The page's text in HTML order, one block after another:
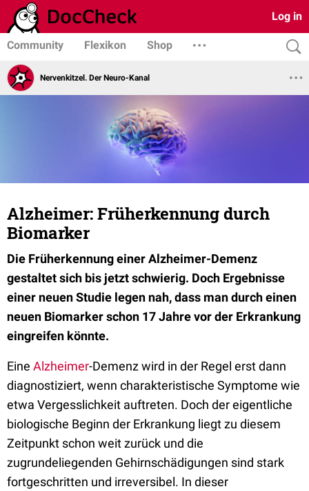
Log in
Community Flexikon Shop
Nervenkitzel. Der Neuro-Kanal
Alzheimer: Früherkennung durch
Biomarker
Die Früherkennung einer Alzheimer-Demenz
gestaltet sich bis jetzt schwierig. Doch Ergebnisse
einer neuen Studie legen nah, dass man durch einen
neuen Biomarker schon 17 Jahre vor der Erkrankung
eingreifen könnte.
Eine Alzheimer-Demenz wird in der Regel erst dann
diagnostiziert, wenn charakteristische Symptome wie
etwa Vergesslichkeit auftreten. Doch der eigentliche
biologische Beginn der Erkrankung liegt zu diesem
Zeitpunkt schon weit zurück und die
zugrundeliegenden Gehirnschädigungen sind stark
fortgeschritten und irreversibel. In dieser